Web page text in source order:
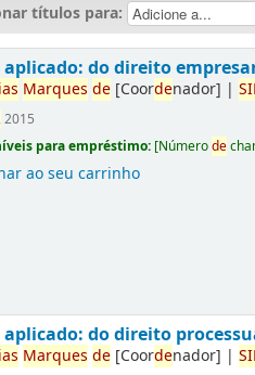
títulos para:
aplicado: do direito
Marques de [Coordenador] |
2015
para empréstimo: [Númerode
ao seu carrinho
do direito
Marques de [Coordenador] |